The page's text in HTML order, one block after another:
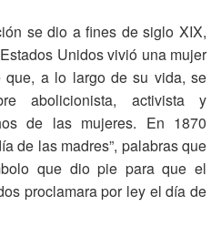
se dio a fines de siglo XIX,
Unidos vivió una mujer
que, a lo largo de su vida, se
abolicionista, activista y
de las mujeres. En 1870
de las madres”, palabras que
que dio pie para que el
proclamara por ley el día de